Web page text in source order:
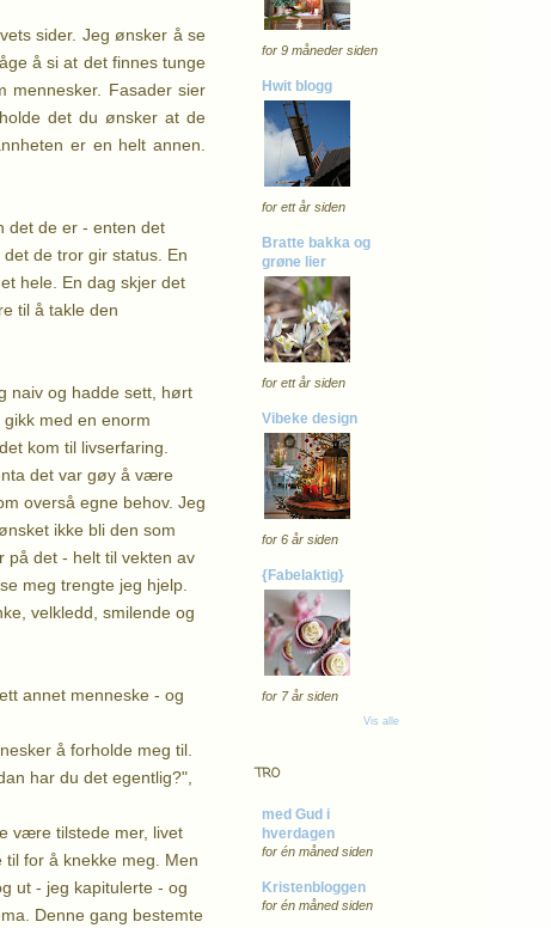
sider. Jeg ønsker å se
å si at det finnes tunge
mennesker. Fasader sier
det du ønsker at de
er en helt annen.
det de er - enten det
de tror gir status. En
hele. En dag skjer det
til å takle den
naiv og hadde sett, hørt
med en enorm
kom til livserfaring.
det var gøy å være
overså egne behov. Jeg
ikke bli den som
på det - helt til vekten av
meg trengte jeg hjelp.
velkledd, smilende og
annet menneske - og
å forholde meg til.
har du det egentlig?",
være tilstede mer, livet
for å knekke meg. Men
ut - jeg kapitulerte - og
Denne gang bestemte
for 9 måneder siden
Hwit blogg
for ett år siden
Bratte bakka og
grøne lier
for ett år siden
Vibeke design
for 6 år siden
{Fabelaktig}
for 7 år siden
Vis alle
TRO
med Gud i
hverdagen
for én måned siden
Kristenbloggen
for én måned siden